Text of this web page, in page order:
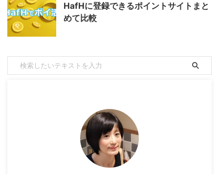
HafHに登録できるポイントサイトまと
めて比較